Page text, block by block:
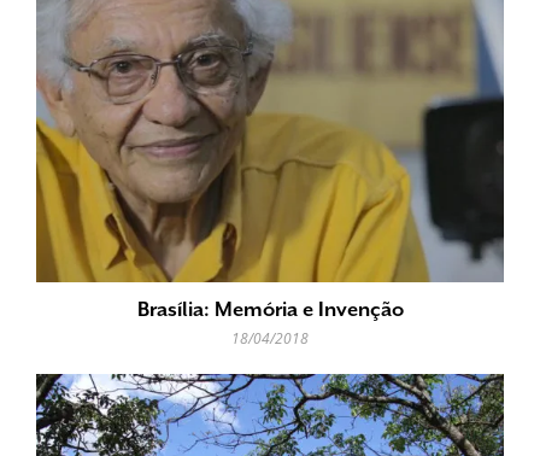
Brasília: Memória e Invenção
18/04/2018